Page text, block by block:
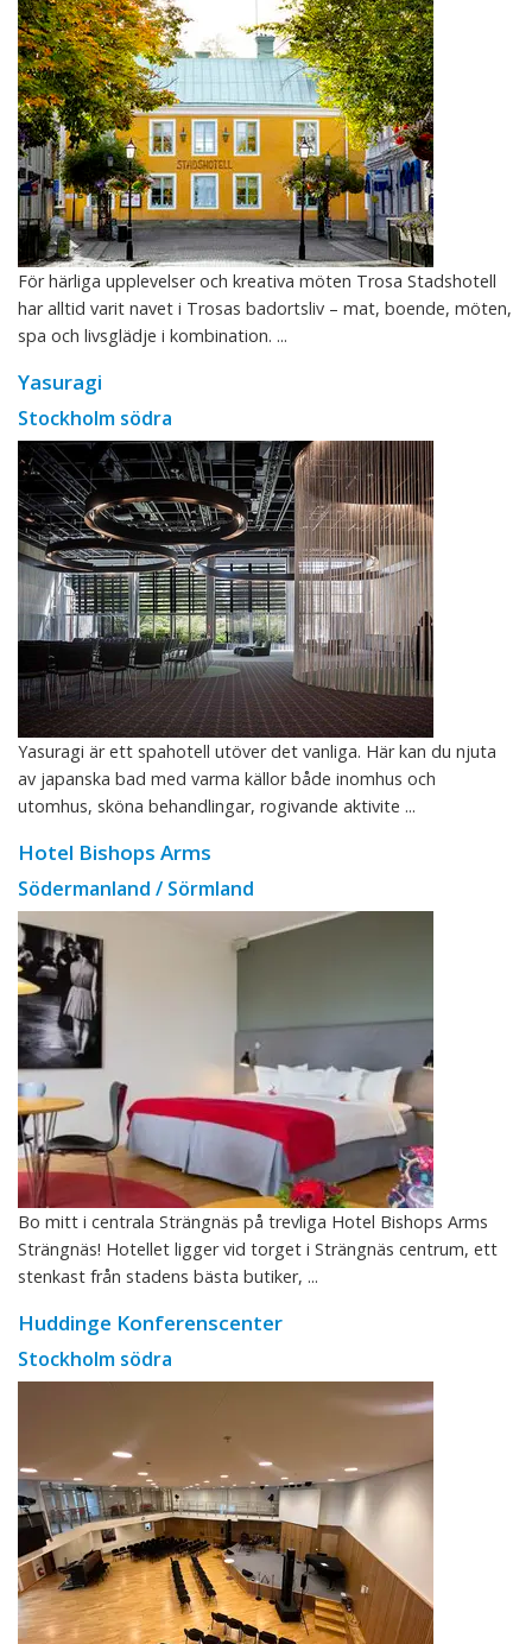
För härliga upplevelser och kreativa möten Trosa Stadshotell
har alltid varit navet i Trosas badortsliv – mat, boende, möten,
spa och livsglädje i kombination. ...
Yasuragi
Stockholm södra
Yasuragi är ett spahotell utöver det vanliga. Här kan du njuta
av japanska bad med varma källor både inomhus och
utomhus, sköna behandlingar, rogivande aktivite ...
Hotel Bishops Arms
Södermanland / Sörmland
Bo mitt i centrala Strängnäs på trevliga Hotel Bishops Arms
Strängnäs! Hotellet ligger vid torget i Strängnäs centrum, ett
stenkast från stadens bästa butiker, ...
Huddinge Konferenscenter
Stockholm södra